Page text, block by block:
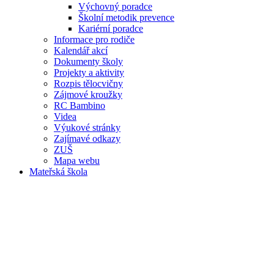
Výchovný poradce
Školní metodik prevence
Kariérní poradce
Informace pro rodiče
Kalendář akcí
Dokumenty školy
Projekty a aktivity
Rozpis tělocvičny
Zájmové kroužky
RC Bambino
Videa
Výukové stránky
Zajímavé odkazy
ZUŠ
Mapa webu
Mateřská škola